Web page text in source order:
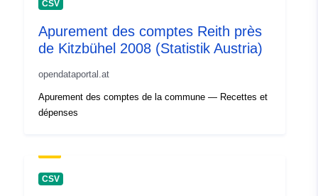
CSV
Apurement des comptes Reith près
de Kitzbühel 2008 (Statistik Austria)
opendataportal.at
Apurement des comptes de la commune — Recettes et
dépenses
CSV